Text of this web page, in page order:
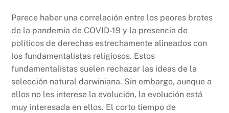
Parece haber una correlación entre los peores brotes
de la pandemia de COVID-19 y la presencia de
políticos de derechas estrechamente alineados con
los fundamentalistas religiosos. Estos
fundamentalistas suelen rechazar las ideas de la
selección natural darwiniana. Sin embargo, aunque a
ellos no les interese la evolución, la evolución está
muy interesada en ellos. El corto tiempo de